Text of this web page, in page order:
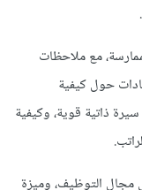
مع ملاحظات
حول كيفية
ذاتية قوية، وكيفية
التوظيف، وميزة